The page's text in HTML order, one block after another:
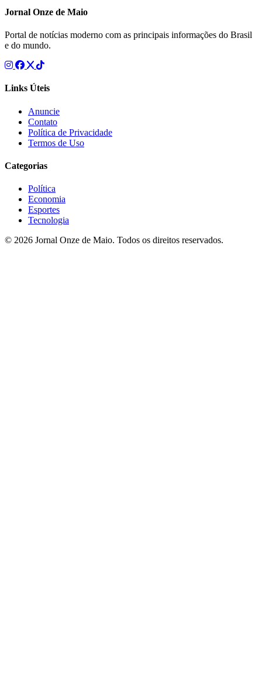
Jornal Onze de Maio
Portal de notícias moderno com as principais informações do Brasil
e do mundo.
Links Úteis
Anuncie
Contato
Política de Privacidade
Termos de Uso
Categorias
Política
Economia
Esportes
Tecnologia
© 2026 Jornal Onze de Maio. Todos os direitos reservados.